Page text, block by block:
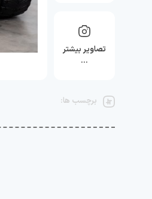
تصاویر بیشتر
…
برچسب ها: